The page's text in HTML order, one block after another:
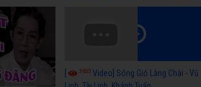
[ 3655 Video] Sóng Gió Làng Chài - Vũ